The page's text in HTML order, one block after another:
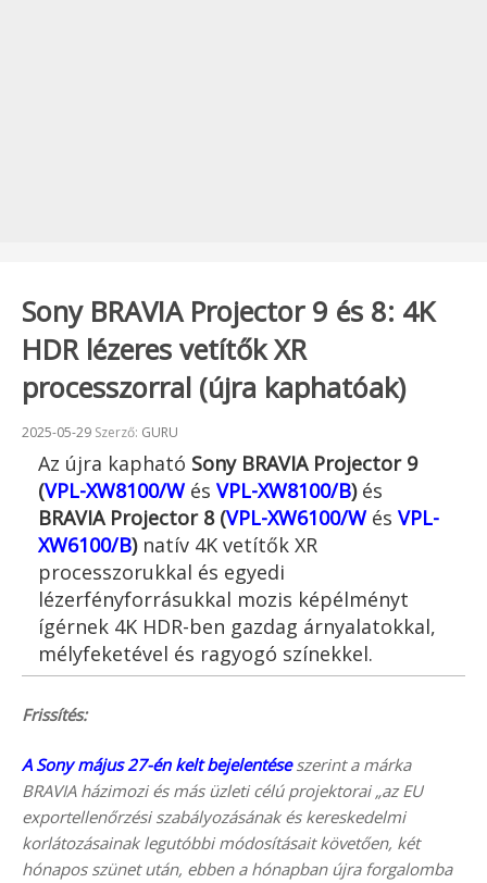
Sony BRAVIA Projector 9 és 8: 4K
HDR lézeres vetítők XR
processzorral (újra kaphatóak)
Beküldve:
2025-05-29 Szerző: GURU
Az újra kapható Sony BRAVIA Projector 9
(VPL-XW8100/W és VPL-XW8100/B)és
BRAVIA Projector 8 (VPL-XW6100/W és VPL-
XW6100/B)natív 4K vetítők XR
processzorukkal és egyedi
lézerfényforrásukkal mozis képélményt
ígérnek 4K HDR-ben gazdag árnyalatokkal,
mélyfeketével és ragyogó színekkel.
Frissítés:
A Sony május 27-én kelt bejelentéseszerint a márka
BRAVIA házimozi és más üzleti célú projektorai „az EU
exportellenőrzési szabályozásának és kereskedelmi
korlátozásainak legutóbbi módosításait követően, két
hónapos szünet után, ebben a hónapban újra forgalomba